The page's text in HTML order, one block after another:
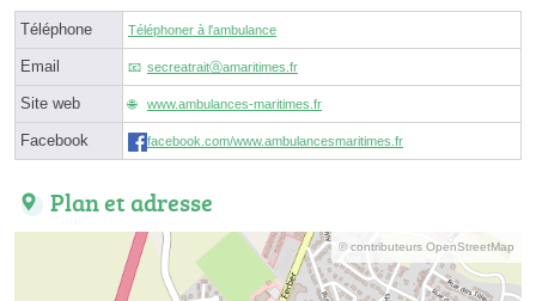
Téléphone Téléphoner à l'ambulance
Email secreatraitⓐamaritimes.fr
Site web www.ambulances-maritimes.fr
Facebook facebook.com/www.ambulancesmaritimes.fr
Plan et adresse
© contributeurs OpenStreetMap